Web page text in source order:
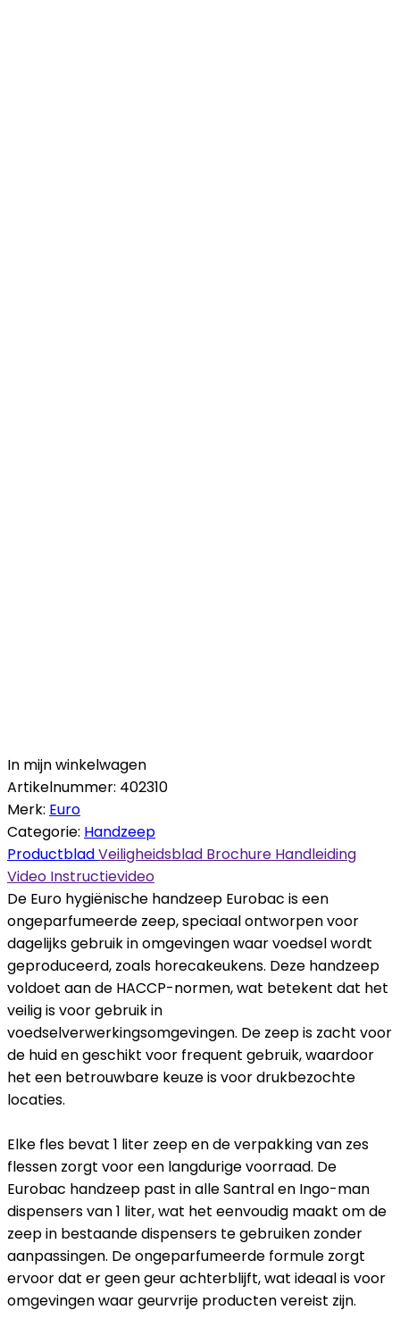
In mijn winkelwagen
Artikelnummer: 402310
Merk: Euro
Categorie: Handzeep
ProductbladVeiligheidsblad Brochure Handleiding
Video Instructievideo
De Euro hygiënische handzeep Eurobac is een
ongeparfumeerde zeep, speciaal ontworpen voor
dagelijks gebruik in omgevingen waar voedsel wordt
geproduceerd, zoals horecakeukens. Deze handzeep
voldoet aan de HACCP-normen, wat betekent dat het
veilig is voor gebruik in
voedselverwerkingsomgevingen. De zeep is zacht voor
de huid en geschikt voor frequent gebruik, waardoor
het een betrouwbare keuze is voor drukbezochte
locaties.
Elke fles bevat 1 liter zeep en de verpakking van zes
flessen zorgt voor een langdurige voorraad. De
Eurobac handzeep past in alle Santral en Ingo-man
dispensers van 1 liter, wat het eenvoudig maakt om de
zeep in bestaande dispensers te gebruiken zonder
aanpassingen. De ongeparfumeerde formule zorgt
ervoor dat er geen geur achterblijft, wat ideaal is voor
omgevingen waar geurvrije producten vereist zijn.